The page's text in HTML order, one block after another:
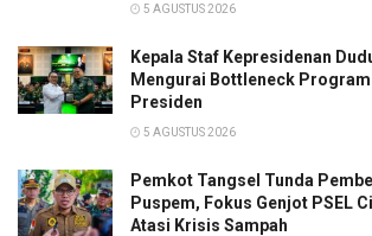
5 AGUSTUS 2026
Kepala Staf Kepresidenan
Mengurai Bottleneck
Presiden
5 AGUSTUS 2026
Pemkot Tangsel Tunda
Puspem, Fokus Genjot PSEL
Atasi Krisis Sampah